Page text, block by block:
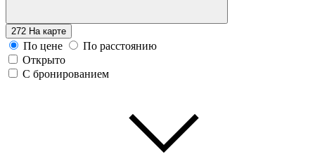
272 На карте
По цене
По расстоянию
Открыто
С бронированием